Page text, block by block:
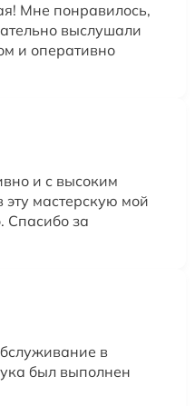
Мне понравилось,
выслушали
и оперативно
и с высоким
эту мастерскую мой
Спасибо за
в
был выполнен